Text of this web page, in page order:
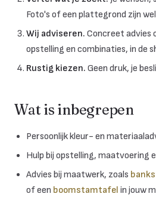
Foto's of een plattegrond zijn
Wij adviseren. Concreet advies
opstelling en combinaties, in de
Rustig kiezen. Geen druk, je
Wat is inbegrepen
Persoonlijk kleur- en
Hulp bij opstelling, maatvoering
Advies bij maatwerk, zoals
of een boomstamtafel in jouw